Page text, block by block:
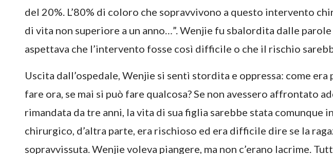
del 20%. L’80% di coloro che sopravvivono a questo intervento
di vita non superiore a un anno…”. Wenjie fu sbalordita dalle
aspettava che l’intervento fosse così difficile o che il rischio
Uscita dall’ospedale, Wenjie si sentì stordita e oppressa: come era
fare ora, se mai si può fare qualcosa? Se non avessero affrontato
rimandata da tre anni, la vita di sua figlia sarebbe stata comunque
chirurgico, d’altra parte, era rischioso ed era difficile dire se la
sopravvissuta. Wenjie voleva piangere, ma non c’erano lacrime.